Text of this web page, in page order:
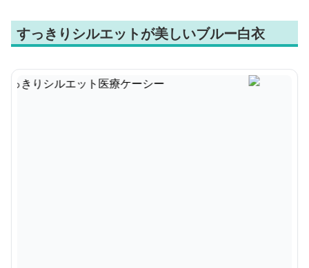
すっきりシルエットが美しいブルー白衣